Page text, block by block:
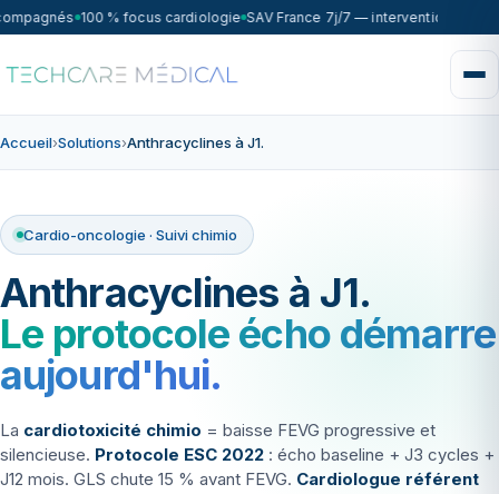
100 % focus cardiologie SAV France 7j/7 — intervention sous
Accueil›Solutions›Anthracyclines à J1.
Cardio-oncologie · Suivi chimio
Anthracyclines à J1.
Le protocole écho démarre
aujourd'hui.
La cardiotoxicité chimio = baisse FEVG progressive et
silencieuse. Protocole ESC 2022 : écho baseline + J3 cycles +
J12 mois. GLS chute 15 % avant FEVG. Cardiologue référent